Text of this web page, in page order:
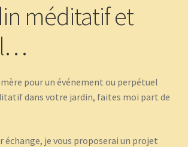
méditatif et
pour un événement ou perpétuel
dans votre jardin, faites moi part de
échange, je vous proposerai un projet